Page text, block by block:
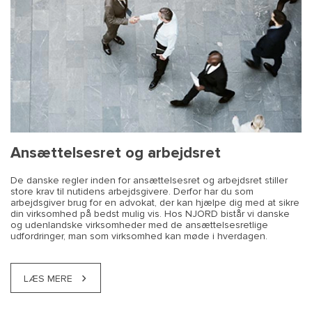
Ansættelsesret og arbejdsret
De danske regler inden for ansættelsesret og arbejdsret stiller
store krav til nutidens arbejdsgivere. Derfor har du som
arbejdsgiver brug for en advokat, der kan hjælpe dig med at sikre
din virksomhed på bedst mulig vis. Hos NJORD bistår vi danske
og udenlandske virksomheder med de ansættelsesretlige
udfordringer, man som virksomhed kan møde i hverdagen.
LÆS MERE